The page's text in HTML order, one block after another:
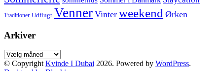
Traditioner Udflugt Venner Vinter weekend Ørken
Arkiver
Arkiver
© Copyright Kvinde I Dubai 2026. Powered by WordPress.